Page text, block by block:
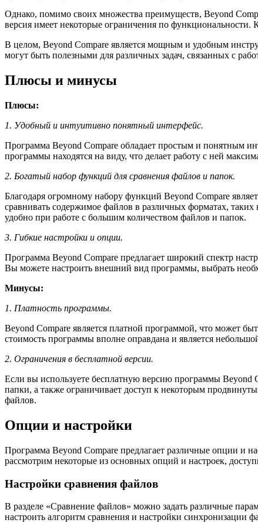
Однако, помимо своих множества преимуществ, Beyond
версия имеет некоторые ограничения по
В целом, Beyond Compare является мощным и удобным
могут быть полезными для различных задач, связанных с
Плюсы и минусы
Плюсы:
1. Удобный и интуитивно понятный интерфейс.
Программа Beyond Compare обладает простым и понятным
программы находятся на виду, что делает работу с ней
2. Богатый набор функций для сравнения файлов и папок.
Благодаря огромному набору функций Beyond Compare
сравнивать содержимое файлов в различных форматах,
удобно при работе с большим количеством файлов и папок.
3. Гибкие настройки и опции.
Программа Beyond Compare предлагает широкий спектр
Вы можете настроить внешний вид программы, выбрать
Минусы:
1. Платность программы.
Beyond Compare является платной программой, что может
стоимость программы вполне оправдана и является
2. Ограничения в бесплатной версии.
Если вы используете бесплатную версию программы Beyond
папки, а также ограничивает доступ к некоторым
файлов.
Опции и настройки
Программа Beyond Compare предлагает различные опции и
рассмотрим некоторые из основных опций и настроек,
Настройки сравнения файлов
В разделе «Сравнение файлов» можно задать различные
настроить алгоритм сравнения и настройки синхронизации